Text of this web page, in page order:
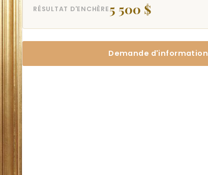
RÉSULTAT D'ENCHÈRE5 500 $
Demande d'information